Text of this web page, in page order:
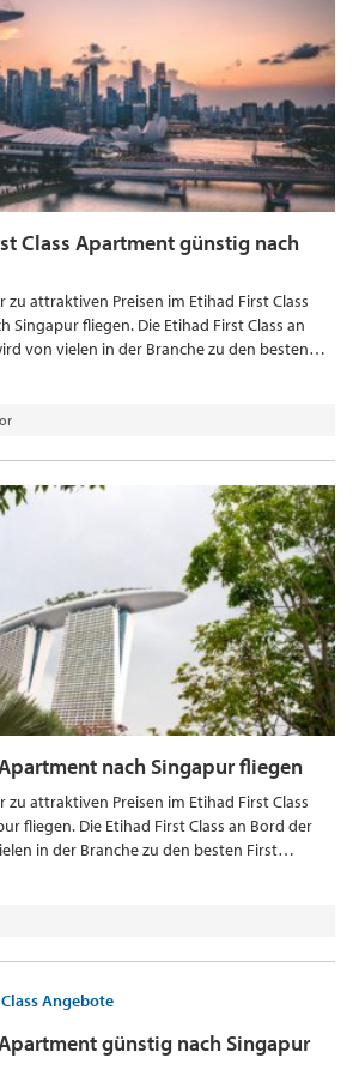
Class Apartment günstig nach
attraktiven Preisen im Etihad First Class
fliegen. Die Etihad First Class an
von vielen in der Branche zu den besten…
nach Singapur fliegen
attraktiven Preisen im Etihad First Class
fliegen. Die Etihad First Class an Bord der
in der Branche zu den besten First…
günstig nach Singapur